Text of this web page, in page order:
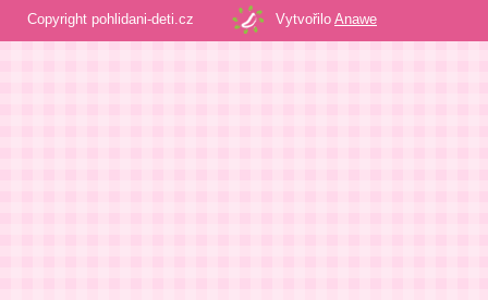
Copyright pohlidani-deti.cz Vytvořilo Anawe